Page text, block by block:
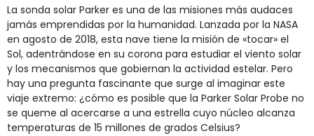
La sonda solar Parker es una de las misiones más audaces
jamás emprendidas por la humanidad. Lanzada por la NASA
en agosto de 2018, esta nave tiene la misión de «tocar» el
Sol, adentrándose en su corona para estudiar el viento solar
y los mecanismos que gobiernan la actividad estelar. Pero
hay una pregunta fascinante que surge al imaginar este
viaje extremo: ¿cómo es posible que la Parker Solar Probe no
se queme al acercarse a una estrella cuyo núcleo alcanza
temperaturas de 15 millones de grados Celsius?